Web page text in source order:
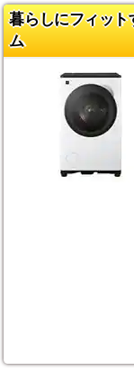
暮らしにフィッ
ム